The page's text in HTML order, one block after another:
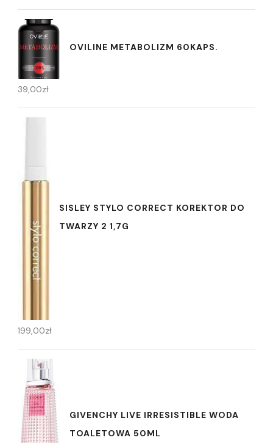
OVILINE METABOLIZM 60KAPS.
39,00zł
SISLEY STYLO CORRECT KOREKTOR DO
TWARZY 2 1,7G
199,00zł
GIVENCHY LIVE IRRESISTIBLE WODA
TOALETOWA 50ML